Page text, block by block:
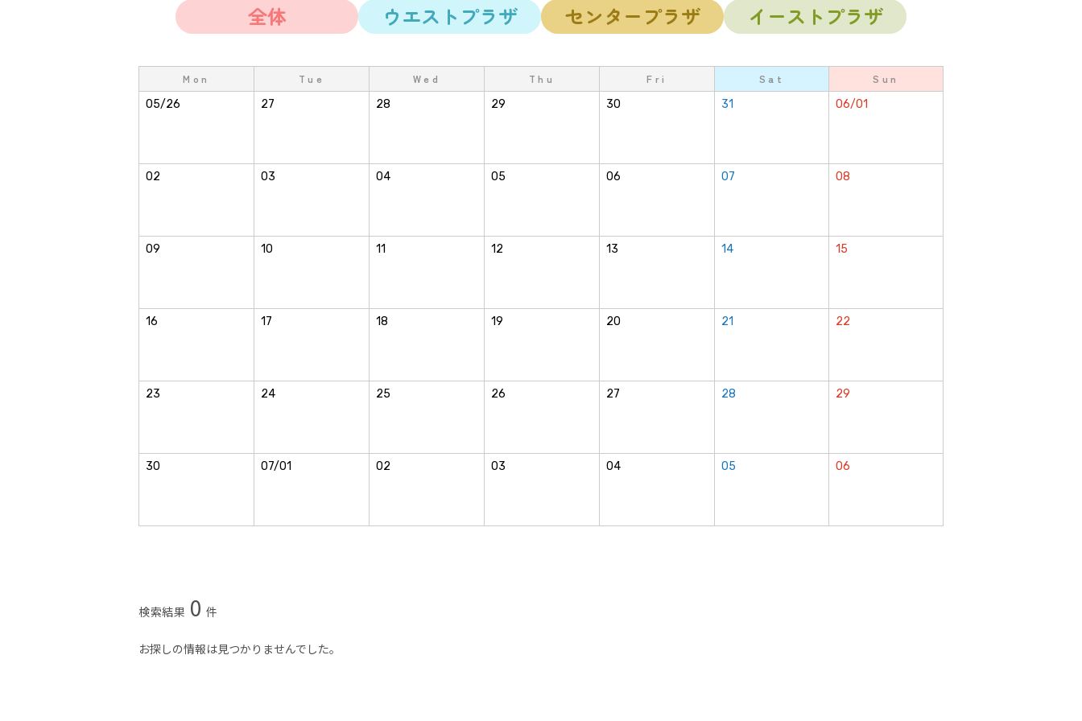
全体 ウエストプラザ センタープラザ イーストプラザ
Mon Tue Wed Thu Fri Sat
Sun
05/26
27 28 29 30 31 06/01
02 03 04 05 06 07 08
09 10 11 12 13 14 15
16 17 18 19 20 21 22
23 24 25 26 27 28 29
30 07/01 02 03 04 05 06
検索結果 0 件
お探しの情報は見つかりませんでした。